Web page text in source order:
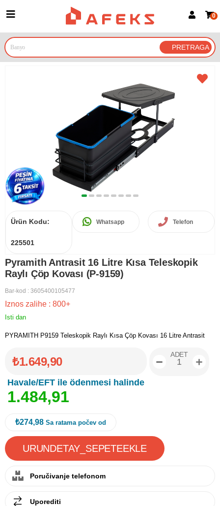
Prijava za članove
Prijavite se Google nalogom
0
Ürün Kodu:
225501
Whatsapp Telefon
Pyramith Antrasit 16 Litre Kısa Teleskopik
Raylı Çöp Kovası (P-9159)
Bar-kod : 3605400105477
Iznos zalihe : 800+
Isti dan
PYRAMITH P9159 Teleskopik Raylı Kısa Çöp Kovası 16 Litre Antrasit
₺1.649,90
Havale/EFT ile ödenmesi halinde
1.484,91
ADET
₺274,98 Sa ratama počev od
Poručivanje telefonom
Uporediti